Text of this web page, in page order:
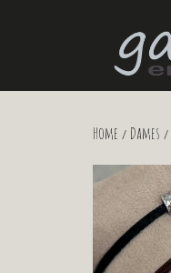
Home / Dames /